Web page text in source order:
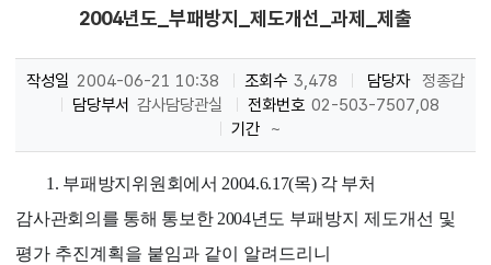
2004년도_부패방지_제도개선_과제_제출
작성일 2004-06-21 10:38 조회수 3,478 담당자 정종갑
담당부서 감사담당관실 전화번호 02-503-7507,08
기간 ~
1. 부패방지위원회에서 2004.6.17(목) 각 부처
감사관회의를 통해 통보한 2004년 도 부패방지 제도개선 및
평가 추진계획을 붙임과 같이 알려드리니